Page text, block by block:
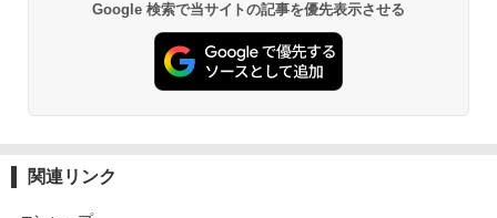
Google 検索で当サイトの記事を優先表示させる
関連リンク